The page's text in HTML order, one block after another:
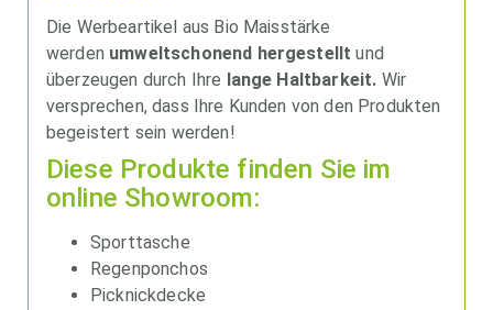
Die Werbeartikel aus Bio Maisstärke
werden umweltschonend hergestellt und
überzeugen durch Ihre lange Haltbarkeit. Wir
versprechen, dass Ihre Kunden von den Produkten
begeistert sein werden!
Diese Produkte finden Sie im
online Showroom:
Sporttasche
Regenponchos
Picknickdecke